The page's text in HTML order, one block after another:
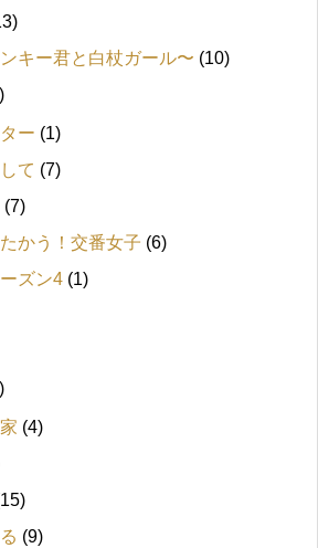
キー君と白杖ガール〜 (10)
ー (1)
て (7)
(7)
かう！交番女子 (6)
ズン4 (1)
(4)
(9)